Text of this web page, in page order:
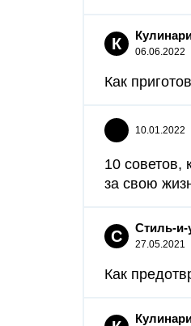
К 06.06.2022
Как
10.01.2022
10 советов,
за свою
С Стиль-и-
27.05.2021
Как